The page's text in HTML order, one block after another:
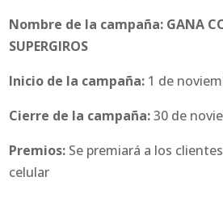
Nombre de la campaña: GANA
SUPERGIROS
Inicio de la campaña: 1 de
Cierre de la campaña:30 de
Premios: Se premiará a los
celular